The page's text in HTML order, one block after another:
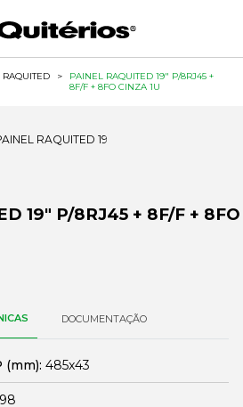
RAQUITED >
PAINEL RAQUITED 19" P/8RJ45 +
8F/F + 8FO CINZA 1U
19" P/8RJ45 + 8F/F + 8FO
DOCUMENTAÇÃO
(mm): 485x43